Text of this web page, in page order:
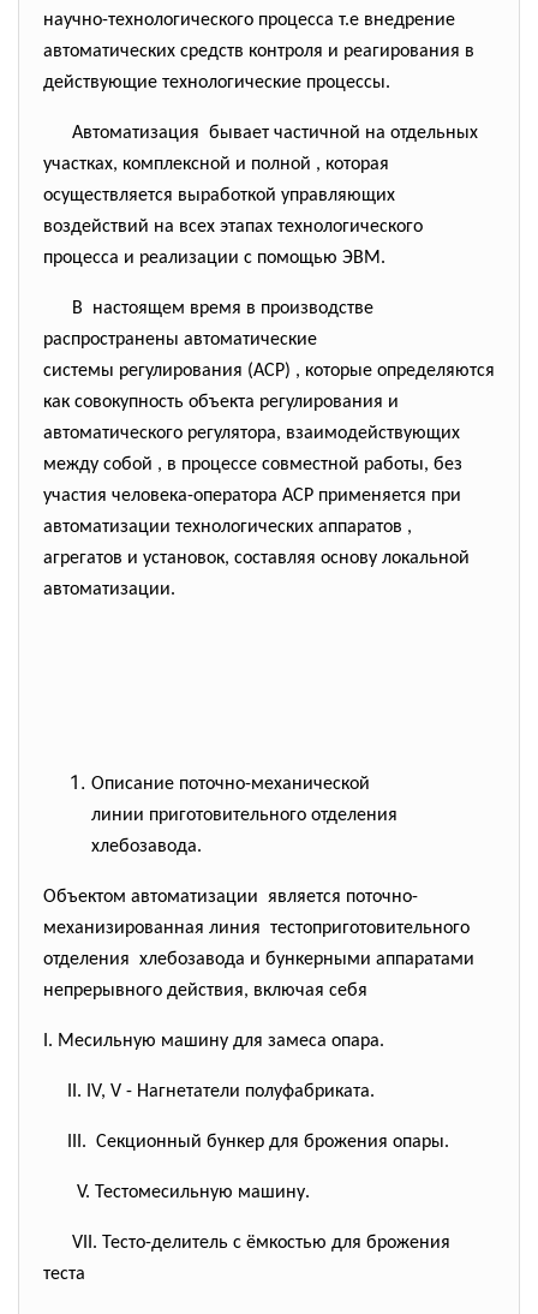
научно-технологического процесса т.е внедрение
автоматических средств контроля и реагирования в
действующие технологические процессы.
Автоматизация бывает частичной на отдельных
участках, комплексной и полной , которая
осуществляется выработкой управляющих
воздействий на всех этапах технологического
процесса и реализации с помощью ЭВМ.
В настоящем время в производстве
распространены автоматические
системы регулирования (АСР) , которые определяются
как совокупность объекта регулирования и
автоматического регулятора, взаимодействующих
между собой , в процессе совместной работы, без
участия человека-оператора АСР применяется при
автоматизации технологических аппаратов ,
агрегатов и установок, составляя основу локальной
автоматизации.
Описание поточно-механической
линии приготовительного отделения
хлебозавода.
Объектом автоматизации является поточно-
механизированная линия тестоприготовительного
отделения хлебозавода и бункерными аппаратами
непрерывного действия, включая себя
I. Месильную машину для замеса опара.
II. IV, V - Нагнетатели полуфабриката.
III. Секционный бункер для брожения опары.
V. Тестомесильную машину.
VII. Тесто-делитель с ёмкостью для брожения
теста